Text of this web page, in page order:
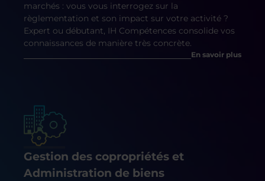
marchés : vous vous interrogez sur la
règlementation et son impact sur votre activité ?
Expert ou débutant, IH Compétences consolide vos
connaissances de manière très concrète.
En savoir plus
Gestion des copropriétés et
Administration de biens